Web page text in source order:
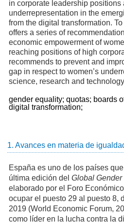
in corporate leadership positions
underrepresentation in the
from the digital transformation.
offers a series of
economic empowerment of
reaching positions of high
recommends to prevent and
gap in respect to women’s
science, research and
gender equality; quotas; boards
digital transformation;
1. Avances en materia de
España es uno de los países
última edición del Global Gender
elaborado por el Foro
ocupar el puesto 29 al puesto 8,
2019 (World Economic Forum,
como líder en la lucha contra la